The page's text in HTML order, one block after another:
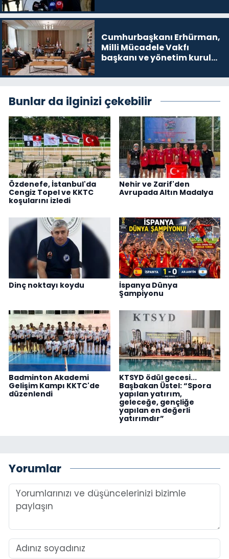
Cumhurbaşkanı Erhürman,
Milli Mücadele Vakfı
başkanı ve yönetim kurulu
Bunlar da ilginizi çekebilir
Özdenefe, İstanbul'da
Cengiz Topel ve KKTC
koşularını izledi
Nehir ve Zarif'den
Avrupada Altın Madalya
Dinç noktayı koydu
İspanya Dünya
Şampiyonu
Badminton Akademi
Gelişim Kampı KKTC'de
düzenlendi
KTSYD ödül gecesi...
Başbakan Üstel: “Spora
yapılan yatırım,
geleceğe, gençliğe
yapılan en değerli
yatırımdır”
Yorumlar